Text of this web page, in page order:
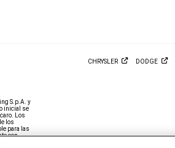
CHRYSLER DODGE
S.p.A. y
inicial se
Los
los
para las
con